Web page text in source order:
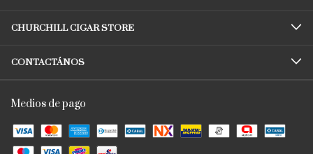
CHURCHILL CIGAR STORE
CONTACTÁNOS
Medios de pago